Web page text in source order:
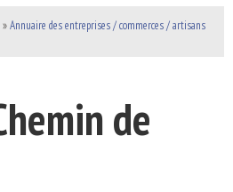
»Annuaire des entreprises / commerces / artisans
de